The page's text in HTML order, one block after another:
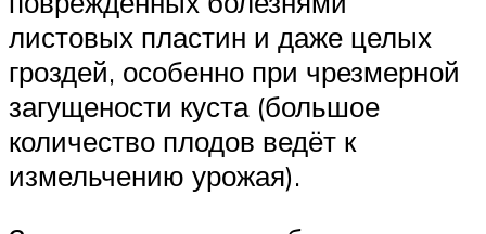
листовых пластин и даже целых
гроздей, особенно при чрезмерной
загущености куста (большое
количество плодов ведёт к
измельчению урожая).